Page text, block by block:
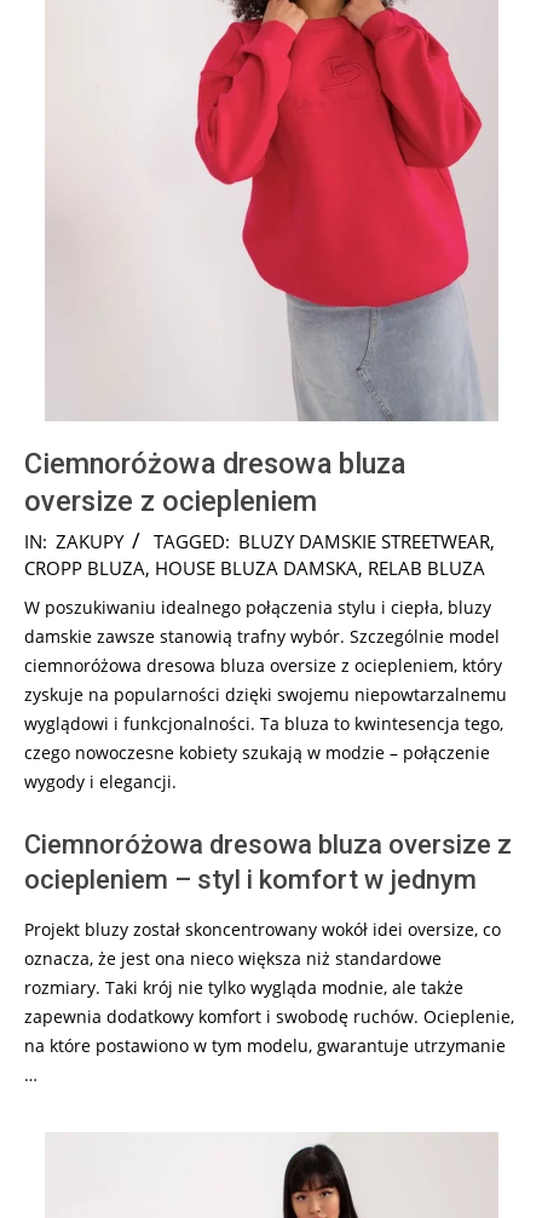
Ciemnoróżowa dresowa bluza
oversize z ociepleniem
2024-
08-
IN: ZAKUPY TAGGED: BLUZY DAMSKIE STREETWEAR,
CROPP BLUZA, HOUSE BLUZA DAMSKA, RELAB BLUZA
W poszukiwaniu idealnego połączenia stylu i ciepła, bluzy
damskie zawsze stanowią trafny wybór. Szczególnie model
ciemnoróżowa dresowa bluza oversize z ociepleniem, który
zyskuje na popularności dzięki swojemu niepowtarzalnemu
wyglądowi i funkcjonalności. Ta bluza to kwintesencja tego,
czego nowoczesne kobiety szukają w modzie – połączenie
wygody i elegancji.
Ciemnoróżowa dresowa bluza oversize z
ociepleniem – styl i komfort w jednym
Projekt bluzy został skoncentrowany wokół idei oversize, co
oznacza, że jest ona nieco większa niż standardowe
rozmiary. Taki krój nie tylko wygląda modnie, ale także
zapewnia dodatkowy komfort i swobodę ruchów. Ocieplenie,
na które postawiono w tym modelu, gwarantuje utrzymanie
…